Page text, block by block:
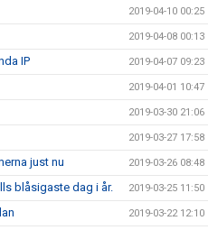
2019-04-10 00:25
2019-04-08 00:13
IP 2019-04-07 09:23
2019-04-01 10:47
2019-03-30 21:06
2019-03-27 17:58
just nu 2019-03-26 08:48
blåsigaste dag i år. 2019-03-25 11:50
2019-03-22 12:10